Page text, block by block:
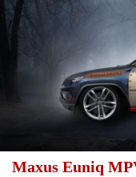
Maxus Euniq